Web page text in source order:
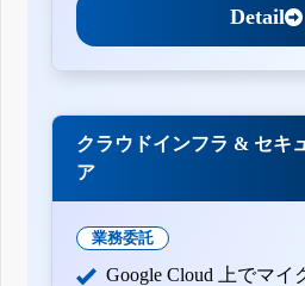
Detail
クラウドインフラ & セキ
ア
業務委託
Google Cloud 上でマイ